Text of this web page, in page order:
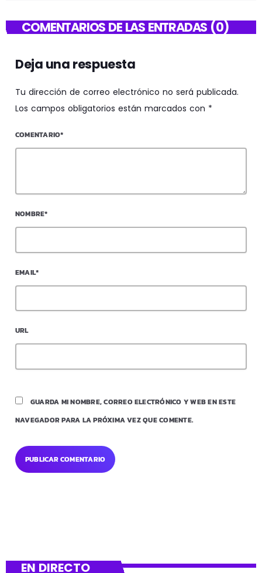
COMENTARIOS DE LAS ENTRADAS (0)
Deja una respuesta
Tu dirección de correo electrónico no será publicada.
Los campos obligatorios están marcados con *
COMENTARIO*
NOMBRE*
EMAIL*
URL
GUARDA MI NOMBRE, CORREO ELECTRÓNICO Y WEB EN ESTE
NAVEGADOR PARA LA PRÓXIMA VEZ QUE COMENTE.
EN DIRECTO